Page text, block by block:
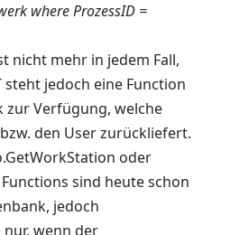
where ProzessID =
nicht mehr in jedem Fall,
steht jedoch eine Function
zur Verfügung, welche
den User zurückliefert.
oder
sind heute schon
jedoch
wenn der